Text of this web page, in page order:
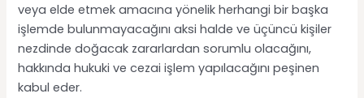
veya elde etmek amacına yönelik herhangi bir başka
işlemde bulunmayacağını aksi halde ve üçüncü kişiler
nezdinde doğacak zararlardan sorumlu olacağını,
hakkında hukuki ve cezai işlem yapılacağını peşinen
kabul eder.